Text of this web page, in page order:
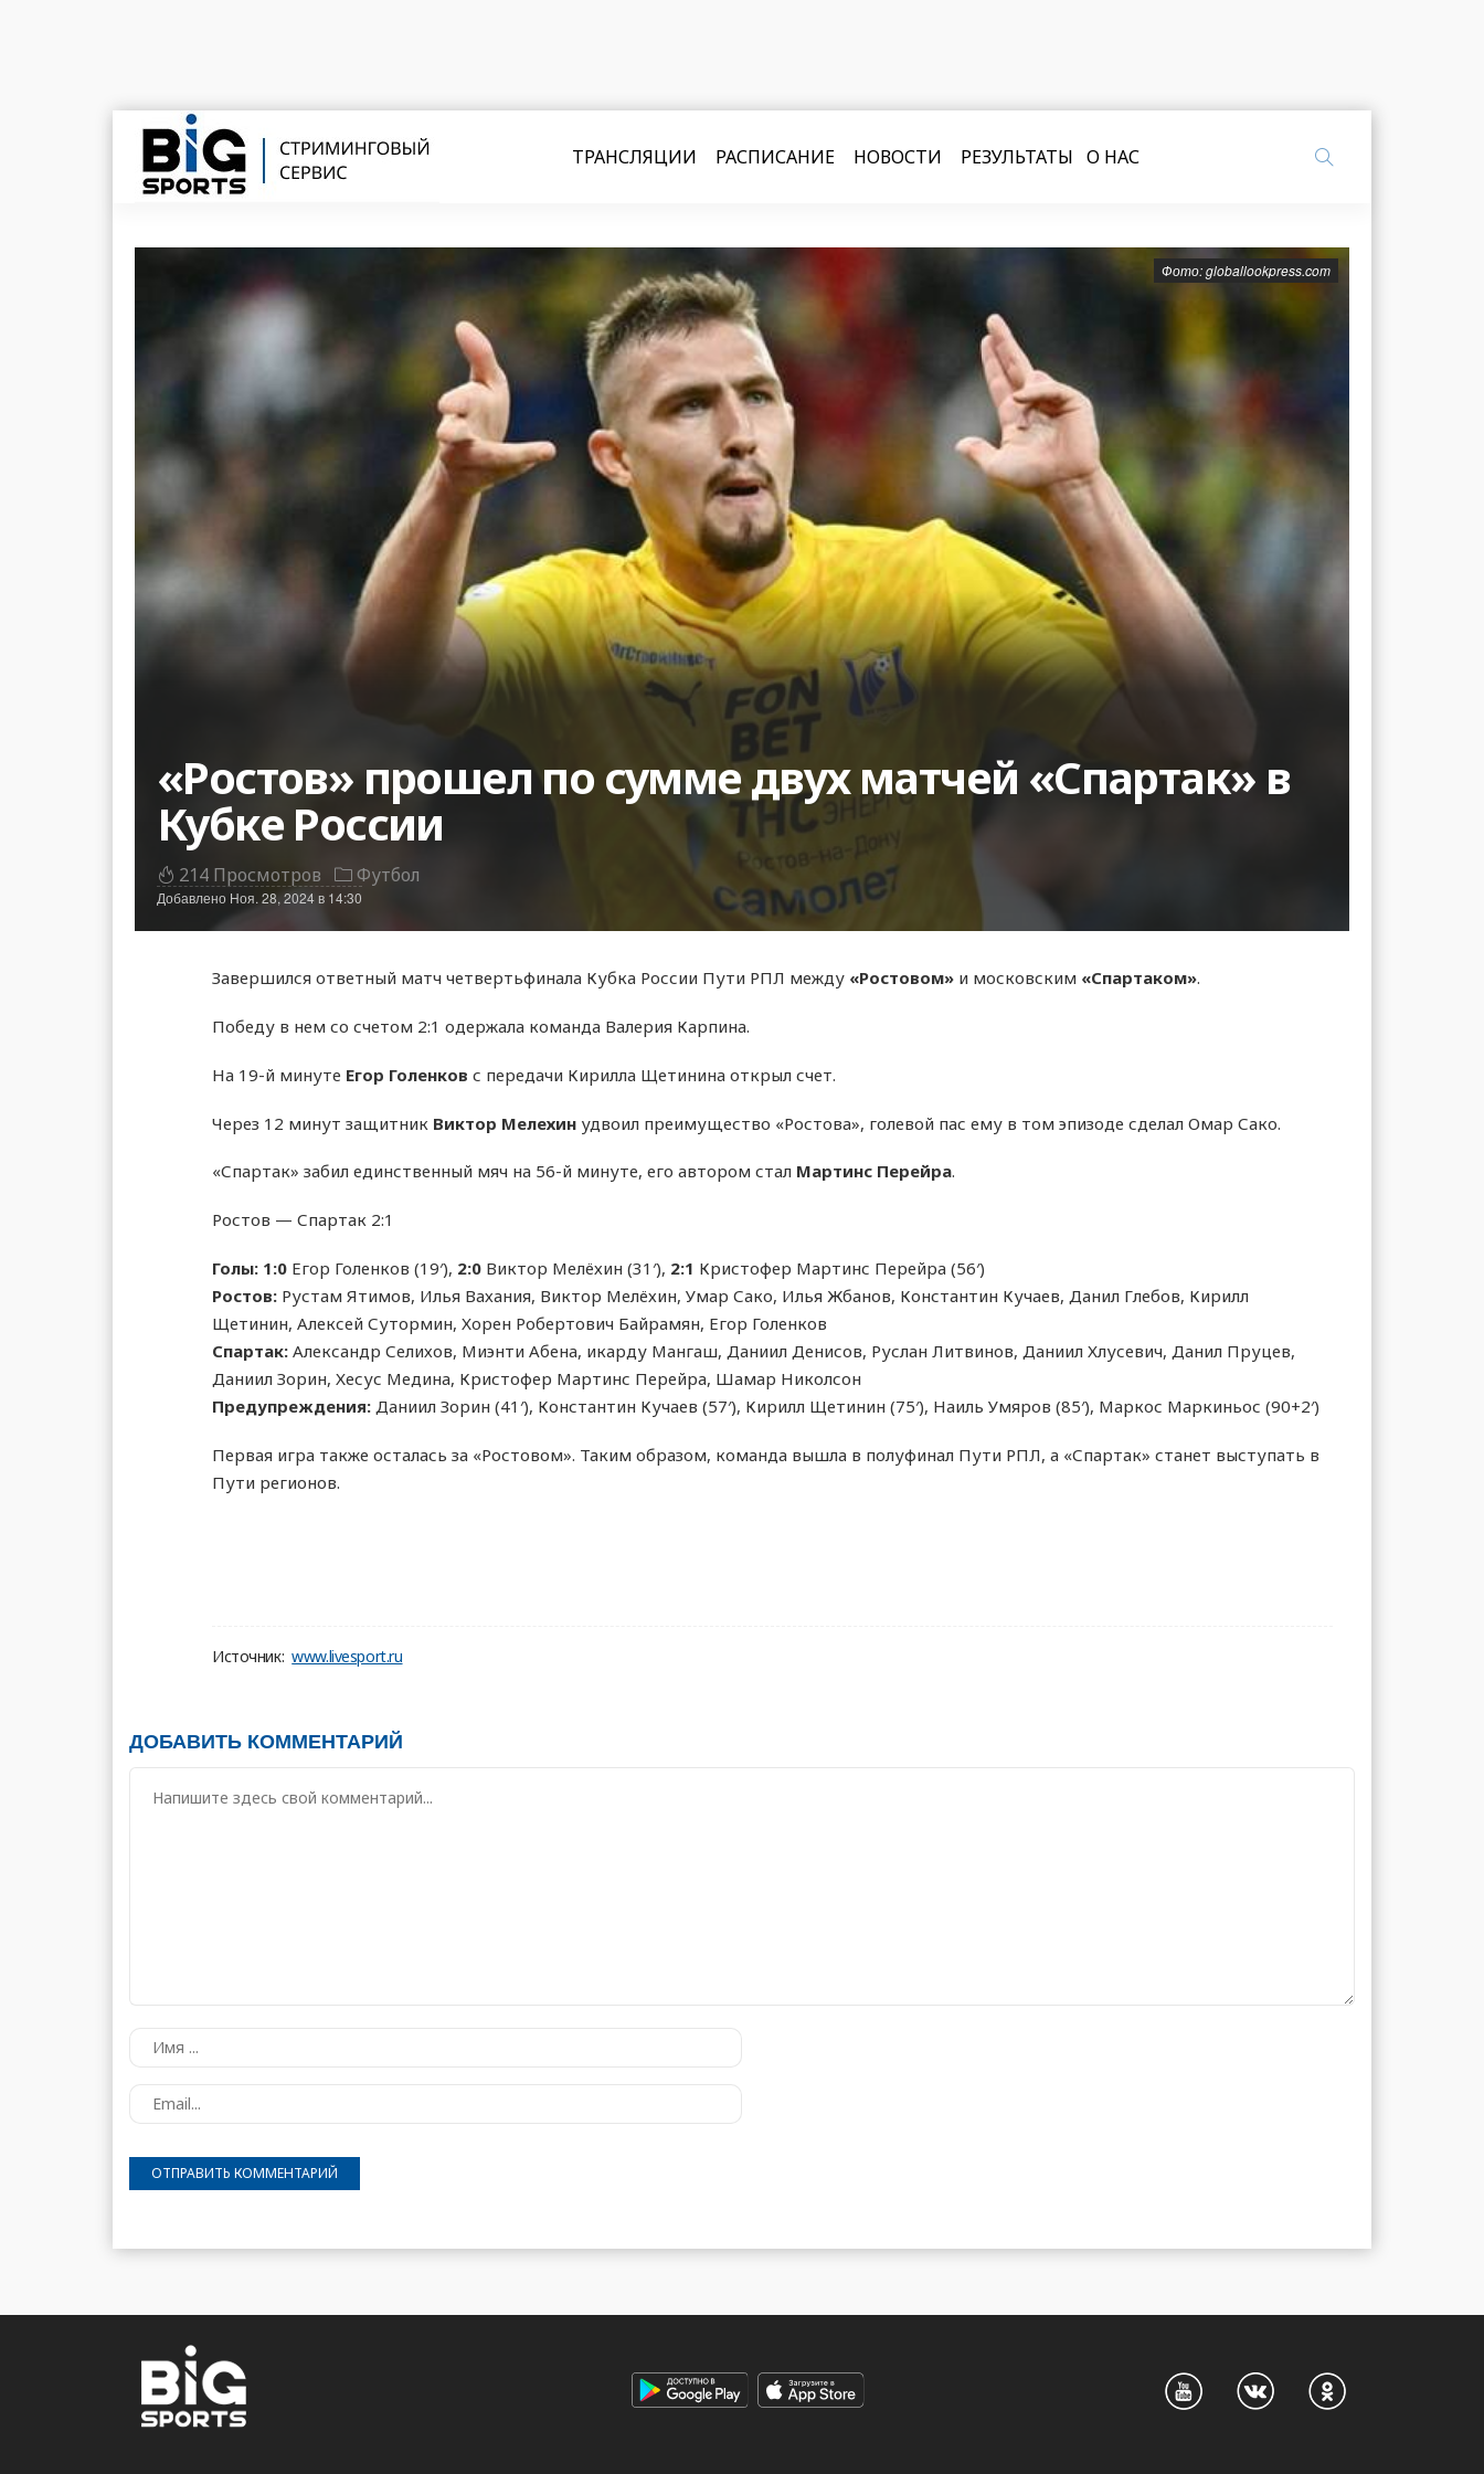
ТРАНСЛЯЦИИ РАСПИСАНИЕ НОВОСТИ РЕЗУЛЬТАТЫ О НАС
«Ростов» прошел по сумме двух матчей «Спартак» в
Кубке России
214 Просмотров Футбол
Добавлено Ноя. 28, 2024 в 14:30
Фото: globallookpress.com
Завершился ответный матч четвертьфинала Кубка России Пути РПЛ между «Ростовом» и московским «Спартаком».
Победу в нем со счетом 2:1 одержала команда Валерия Карпина.
На 19-й минуте Егор Голенков с передачи Кирилла Щетинина открыл счет.
Через 12 минут защитник Виктор Мелехин удвоил преимущество «Ростова», голевой пас ему в том эпизоде сделал Омар Сако.
«Спартак» забил единственный мяч на 56-й минуте, его автором стал Мартинс Перейра.
Ростов — Спартак 2:1
Голы: 1:0 Егор Голенков (19′), 2:0 Виктор Мелёхин (31′), 2:1 Кристофер Мартинс Перейра (56′)
Ростов: Рустам Ятимов, Илья Вахания, Виктор Мелёхин, Умар Сако, Илья Жбанов, Константин Кучаев, Данил Глебов, Кирилл
Щетинин, Алексей Сутормин, Хорен Робертович Байрамян, Егор Голенков
Спартак: Александр Селихов, Миэнти Абена, икарду Мангаш, Даниил Денисов, Руслан Литвинов, Даниил Хлусевич, Данил Пруцев,
Даниил Зорин, Хесус Медина, Кристофер Мартинс Перейра, Шамар Николсон
Предупреждения: Даниил Зорин (41′), Константин Кучаев (57′), Кирилл Щетинин (75′), Наиль Умяров (85′), Маркос Маркиньос (90+2′)
Первая игра также осталась за «Ростовом». Таким образом, команда вышла в полуфинал Пути РПЛ, а «Спартак» станет выступать в
Пути регионов.
Источник: www.livesport.ru
ДОБАВИТЬ КОММЕНТАРИЙ